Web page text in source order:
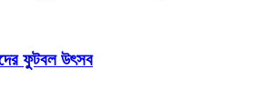
ফুটবল উৎসব